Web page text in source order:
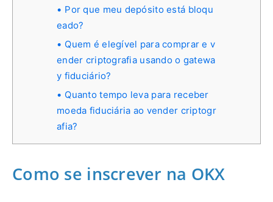
Por que meu depósito está bloqu
eado?
Quem é elegível para comprar e v
ender criptografia usando o gatewa
y fiduciário?
Quanto tempo leva para receber
moeda fiduciária ao vender criptogr
afia?
Como se inscrever na OKX